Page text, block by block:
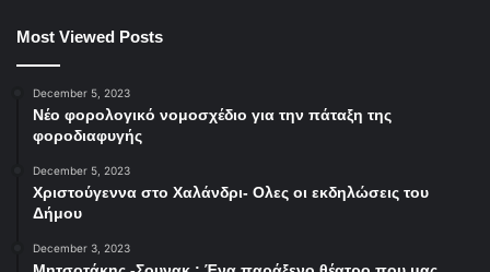
Most Viewed Posts
December 5, 2023
Νέο φορολογικό νομοσχέδιο για την πάταξη της
φοροδιαφυγής
December 5, 2023
Χριστούγεννα στο Χαλάνδρι- Ολες οι εκδηλώσεις του
Δήμου
December 3, 2023